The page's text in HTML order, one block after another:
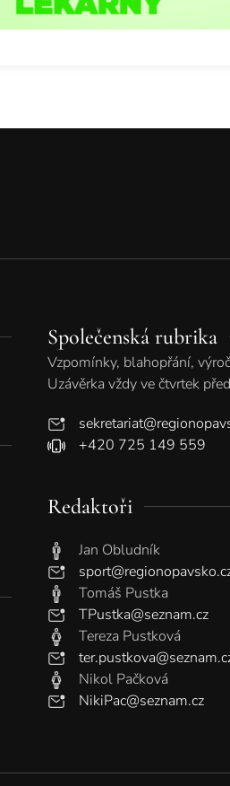
Společenská rubrika
Vzpomínky, blahopřání,
Uzávěrka vždy ve čtvrtek
+420 725 149 559
Redaktoři
Jan Obludník
Tomáš Pustka
TPustka@seznam.cz
Tereza Pustková
Nikol Pačková
NikiPac@seznam.cz